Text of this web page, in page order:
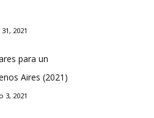
2021
para un
Aires (2021)
2021